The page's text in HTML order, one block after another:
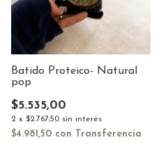
Batido Proteico- Natural
pop
$5.535,00
2 x $2.767,50 sin interés
$4.981,50 con Transferencia